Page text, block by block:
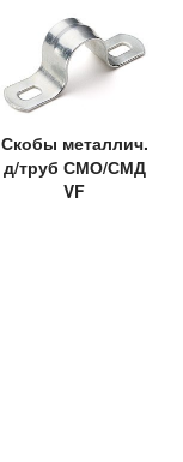
Скобы металлич.
д/труб СМО/СМД
VF